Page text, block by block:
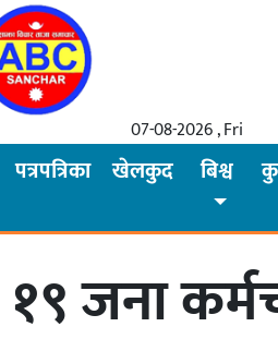
07-08-2026 , Fri
पत्रपत्रिका खेलकुद बिश्व
जना